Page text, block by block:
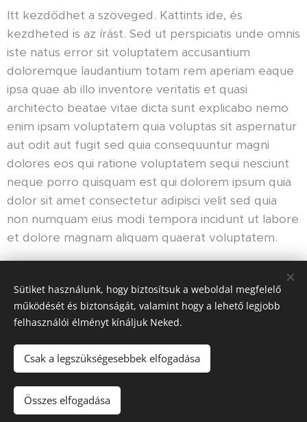
Itt kezdődhet a szöveged. Kattints ide, és
kezdheted is az írást. Sed ut perspiciatis unde omnis
iste natus error sit voluptatem accusantium
doloremque laudantium totam rem aperiam eaque
ipsa quae ab illo inventore veritatis et quasi
architecto beatae vitae dicta sunt explicabo nemo
enim ipsam voluptatem quia voluptas sit aspernatur
aut odit aut fugit sed quia consequuntur magni
dolores eos qui ratione voluptatem sequi nesciunt
neque porro quisquam est qui dolorem ipsum quia
dolor sit amet consectetur adipisci velit sed quia
non numquam eius modi tempora incidunt ut labore
et dolore magnam aliquam quaerat voluptatem.
Share
©Soleil Apartman/ Minden jog fenntartva!
Sütiket használunk, hogy biztosítsuk a weboldal megfelelő
működését és biztonságát, valamint hogy a lehető legjobb
felhasználói élményt kínáljuk Neked.
Csak a legszükségesebbek elfogadása
Összes elfogadása